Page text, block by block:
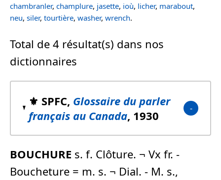
chambranler, champlure, jasette, ioù, licher, marabout,
neu, siler, tourtière, washer, wrench.
Total de 4 résultat(s) dans nos
dictionnaires
⚜️ SPFC, Glossaire du parler
français au Canada, 1930
BOUCHURE s. f. Clôture. ¬ Vx fr. -
Boucheture = m. s. ¬ Dial. - M. s.,